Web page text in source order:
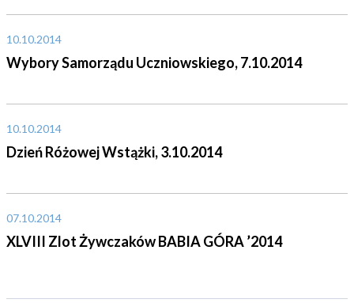
10.10.2014
Wybory Samorządu Uczniowskiego, 7.10.2014
10.10.2014
Dzień Różowej Wstążki, 3.10.2014
07.10.2014
XLVIII Zlot Żywczaków BABIA GÓRA ’2014